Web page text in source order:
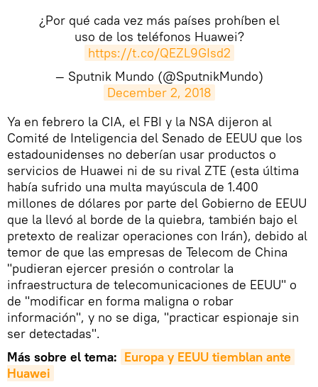
¿Por qué cada vez más países prohíben el
uso de los teléfonos Huawei?
https://t.co/QEZL9GIsd2
— Sputnik Mundo (@SputnikMundo)
December 2, 2018
​Ya en febrero la CIA, el FBI y la NSA dijeron al
Comité de Inteligencia del Senado de EEUU que los
estadounidenses no deberían usar productos o
servicios de Huawei ni de su rival ZTE (esta última
había sufrido una multa mayúscula de 1.400
millones de dólares por parte del Gobierno de EEUU
que la llevó al borde de la quiebra, también bajo el
pretexto de realizar operaciones con Irán), debido al
temor de que las empresas de Telecom de China
"pudieran ejercer presión o controlar la
infraestructura de telecomunicaciones de EEUU" o
de "modificar en forma maligna o robar
información", y no se diga, "practicar espionaje sin
ser detectadas".
Más sobre el tema: Europa y EEUU tiemblan ante
Huawei